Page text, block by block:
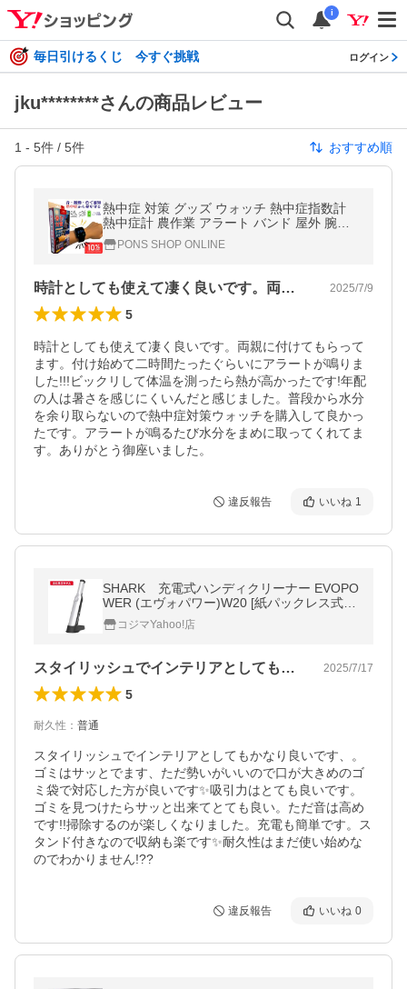
i
毎日引けるくじ 今すぐ挑戦 ログイン
jku********さんの商品レビュー
1 - 5件 / 5件 おすすめ順
熱中症 対策 グッズ ウォッチ 熱中症指数計
熱中症計 農作業 アラート バンド 屋外 腕時
計 現場 長時間 スポーツ 工事現場 高齢者 爆
買 PONS SHOP ONLINE
時計としても使えて凄く良いです。両親に… 2025/7/9
5
時計としても使えて凄く良いです。両親に付けてもらって
ます。付け始めて二時間たったぐらいにアラートが鳴りま
した!!!ビックリして体温を測ったら熱が高かったです!年配
の人は暑さを感じにくいんだと感じました。普段から水分
を余り取らないので熱中症対策ウォッチを購入して良かっ
たです。アラートが鳴るたび水分をまめに取ってくれてま
す。ありがとう御座いました。
違反報告 いいね 1
SHARK 充電式ハンディクリーナー EVOPO
WER (エヴォパワー)W20 [紙パックレス式 /
コードレス] WV250J-WH
コジマYahoo!店
スタイリッシュでインテリアとしてもかな… 2025/7/17
5
耐久性 ： 普通
スタイリッシュでインテリアとしてもかなり良いです、。
ゴミはサッとでます、ただ勢いがいいので口が大きめのゴ
ミ袋で対応した方が良いです✨吸引力はとても良いです。
ゴミを見つけたらサッと出来てとても良い。ただ音は高め
です!!掃除するのが楽しくなりました。充電も簡単です。ス
タンド付きなので収納も楽です✨耐久性はまだ使い始めな
違反報告 いいね 0